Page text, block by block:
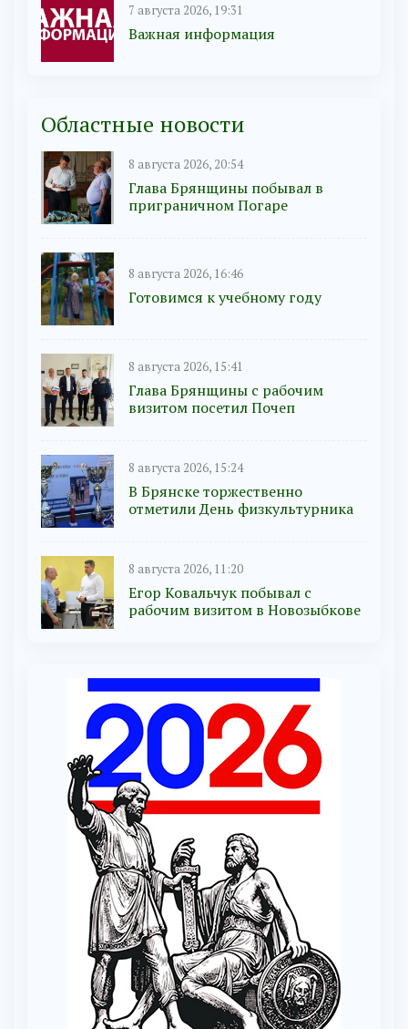
7 августа 2026, 19:31
Важная информация
Областные новости
8 августа 2026, 20:54
Глава Брянщины побывал в
приграничном Погаре
8 августа 2026, 16:46
Готовимся к учебному году
8 августа 2026, 15:41
Глава Брянщины с рабочим
визитом посетил Почеп
8 августа 2026, 15:24
В Брянске торжественно
отметили День физкультурника
8 августа 2026, 11:20
Егор Ковальчук побывал с
рабочим визитом в Новозыбкове